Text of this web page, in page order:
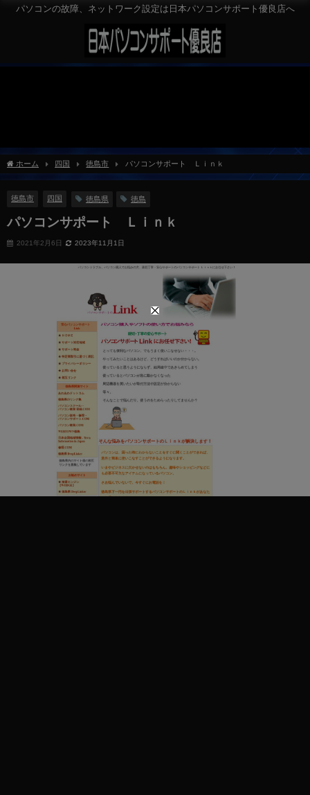
パソコンの故障、ネットワーク設定は日本パソコンサポート優良店へ
ホーム 四国 徳島市 パソコンサポート Ｌｉｎｋ
徳島市 四国 徳島県 徳島
パソコンサポート Ｌｉｎｋ
2021年2月6日 2023年11月1日